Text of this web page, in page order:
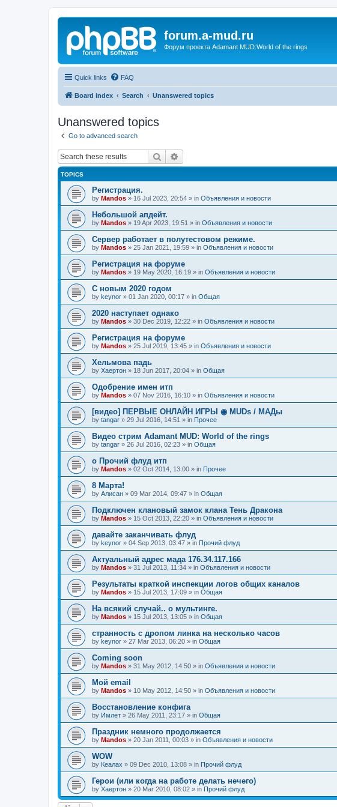
forum.a-mud.ru
Форум проекта Adamant MUD:World of the rings
Quick links FAQ
Board index Search Unanswered topics
Unanswered topics
Go to advanced search
Search
TOPICS
Регистрация.
by Mandos » 16 Jul 2023, 20:54 » in Объявления и новости
Небольшой апдейт.
by Mandos » 19 Apr 2023, 19:51 » in Объявления и новости
Сервер работает в полутестовом режиме.
by Mandos » 25 Jan 2021, 19:59 » in Объявления и новости
Регистрация на форуме
by Mandos » 19 May 2020, 16:19 » in Объявления и новости
С новым 2020 годом
by keynor » 01 Jan 2020, 00:17 » in Общая
2020 наступает однако
by Mandos » 30 Dec 2019, 12:22 » in Объявления и новости
Регистрация на форуме
by Mandos » 25 Jul 2019, 13:45 » in Объявления и новости
Хельмова падь
by Хаертон » 18 Jun 2017, 20:04 » in Общая
Одобрение имен итп
by Mandos » 07 Nov 2016, 16:10 » in Объявления и новости
[видео] ПЕРВЫЕ ОНЛАЙН ИГРЫ ◉ MUDs / МАДы
by tangar » 29 Jul 2016, 14:51 » in Прочее
Видео стрим Adamant MUD: World of the rings
by tangar » 26 Jul 2016, 02:23 » in Общая
о Прочий флуд итп
by Mandos » 02 Oct 2014, 13:00 » in Прочее
8 Марта!
by Алисан » 09 Mar 2014, 09:47 » in Общая
Подключен клановый замок клана Тень Дракона
by Mandos » 15 Oct 2013, 22:20 » in Объявления и новости
давайте заканчивать флуд
by keynor » 04 Sep 2013, 03:47 » in Прочий флуд
Актуальный адрес мада 176.34.117.166
by Mandos » 31 Jul 2013, 11:34 » in Объявления и новости
Результаты краткой инспекции логов общих каналов
by Mandos » 15 Jul 2013, 17:09 » in Общая
На всякий случай.. о мультинге.
by Mandos » 15 Jul 2013, 13:05 » in Общая
странность с дропом линка на несколько часов
by keynor » 27 Mar 2013, 06:20 » in Общая
Coming soon
by Mandos » 31 May 2012, 14:50 » in Объявления и новости
Мой email
by Mandos » 10 May 2012, 14:50 » in Объявления и новости
Восстановление конфига
by Имлет » 26 May 2011, 23:17 » in Общая
Праздник немного продолжается
by Mandos » 20 Jan 2011, 00:03 » in Объявления и новости
WOW
by Кеалах » 09 Dec 2010, 13:08 » in Прочий флуд
Герои (или когда на работе делать нечего)
by Хаертон » 20 Mar 2010, 08:02 » in Прочий флуд